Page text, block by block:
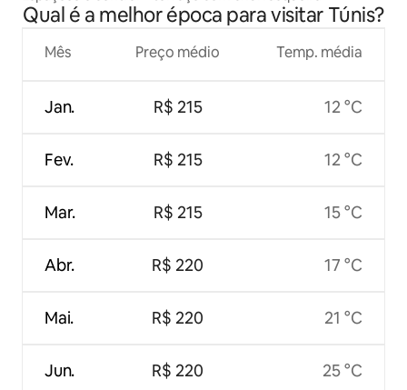
Qual é a melhor época para visitar Túnis?
Mês
Jan.
Fev.
Mar.
Abr.
Mai.
Jun.
Preço médio
R$ 215
R$ 215
R$ 215
R$ 220
R$ 220
R$ 220
Temp. média
12 °C
12 °C
15 °C
17 °C
21 °C
25 °C